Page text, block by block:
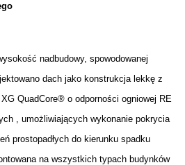
nadbudowy, spowodowanej
dach jako konstrukcja lekkę z
QuadCore® o odporności ogniowej RE
, umożliwiających wykonanie pokrycia
prostopadłych do kierunku spadku
na wszystkich typach budynków